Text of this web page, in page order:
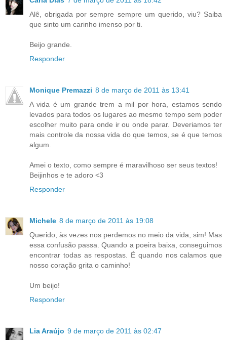
Alê, obrigada por sempre sempre um querido, viu? Saiba
que sinto um carinho imenso por ti.
Beijo grande.
Responder
Monique Premazzi 8 de março de 2011 às 13:41
A vida é um grande trem a mil por hora, estamos sendo
levados para todos os lugares ao mesmo tempo sem poder
escolher muito para onde ir ou onde parar. Deveriamos ter
mais controle da nossa vida do que temos, se é que temos
algum.
Amei o texto, como sempre é maravilhoso ser seus textos!
Beijinhos e te adoro <3
Responder
Michele 8 de março de 2011 às 19:08
Querido, às vezes nos perdemos no meio da vida, sim! Mas
essa confusão passa. Quando a poeira baixa, conseguimos
encontrar todas as respostas. É quando nos calamos que
nosso coração grita o caminho!
Um beijo!
Responder
Lia Araújo 9 de março de 2011 às 02:47